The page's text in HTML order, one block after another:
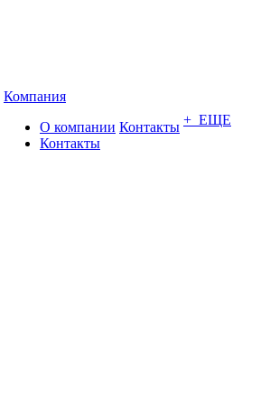
Компания
О компании
Контакты
Контакты + ЕЩЕ